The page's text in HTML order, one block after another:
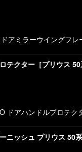
ミラーウイングフ
テクター［プリウス 50
アハンドルプロテク
ニッシュ プリウス 50系